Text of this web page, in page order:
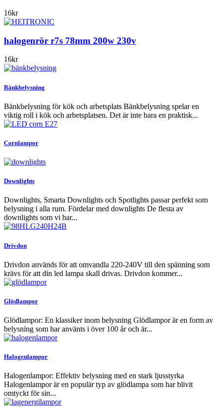
16kr
halogenrör r7s 78mm 200w 230v
16kr
Bänkbelysning
Bänkbelysning för kök och arbetsplats Bänkbelysning spelar en
viktig roll i kök och arbetsplatsen. Det är inte bara en praktisk...
Cornlampor
Downlights
Downlights, Smarta Downlights och Spotlights passar perfekt som
belysning i alla rum. Fördelar med downlights De flesta av
downlights som vi har...
Drivdon
Drivdon används för att omvandla 220-240V till den spänning som
krävs för att din led lampa skall drivas. Drivdon kommer...
Glödlampor
Glödlampor: En klassiker inom belysning Glödlampor är en form av
belysning som har använts i över 100 år och är...
Halogenlampor
Halogenlampor: Effektiv belysning med en stark ljusstyrka
Halogenlampor är en populär typ av glödlampa som har blivit
omtyckt för sin...